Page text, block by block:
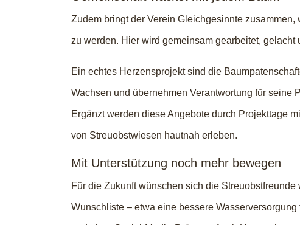
Zudem bringt der Verein Gleichgesinnte
zu werden. Hier wird gemeinsam gearbeitet,
Ein echtes Herzensprojekt sind die
Wachsen und übernehmen Verantwortung für seine
Ergänzt werden diese Angebote durch Projekttage
von Streuobstwiesen hautnah erleben.
Mit Unterstützung noch mehr bewegen
Für die Zukunft wünschen sich die
Wunschliste – etwa eine bessere